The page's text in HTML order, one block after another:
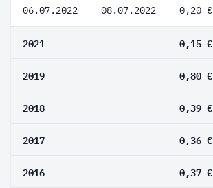
06.07.2022 08.07.2022 0,20 €
2021 0,15 €
2019 0,80 €
2018 0,39 €
2017 0,36 €
2016 0,37 €